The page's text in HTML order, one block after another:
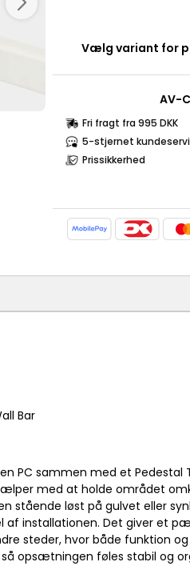
Vælg variant for
AV-
Fri fragt fra 995 DKK
5-stjernet
Prissikkerhed
Bar
PC sammen med et Pedestal
med at holde området
stående løst på gulvet eller
af installationen. Det giver et
steder, hvor både funktion
opsætningen føles stabil og